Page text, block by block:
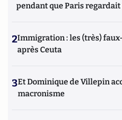
pendant que Paris
2Immigration : les (très)
après Ceuta
3Et Dominique de Villepin
macronisme